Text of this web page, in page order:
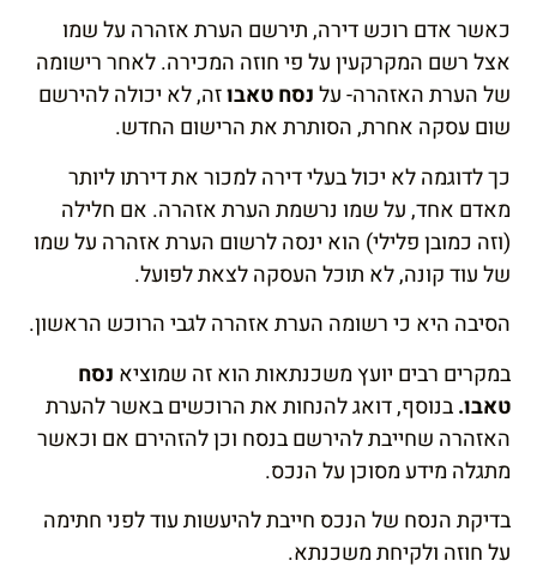
כאשר אדם רוכש דירה, תירשם הערת אזהרה על שמו
אצל רשם המקרקעין על פי חוזה המכירה. לאחר רישומה
של הערת האזהרה- עלנסח טאבוזה, לא יכולה להירשם
שום עסקה אחרת, הסותרת את הרישום החדש.
כך לדוגמה לא יכול בעלי דירה למכור את דירתו ליותר
מאדם אחד, על שמו נרשמת הערת אזהרה. אם חלילה
(וזה כמובן פלילי) הוא ינסה לרשום הערת אזהרה על שמו
של עוד קונה, לא תוכל העסקה לצאת לפועל.
הסיבה היא כי רשומה הערת אזהרה לגבי הרוכש הראשון.
במקרים רבים יועץ משכנתאות הוא זה שמוציא נסח
טאבו.בנוסף, דואג להנחות את הרוכשים באשר להערת
האזהרה שחייבת להירשם בנסח וכן להזהירם אם וכאשר
מתגלה מידע מסוכן על הנכס.
בדיקת הנסח של הנכס חייבת להיעשות עוד לפני חתימה
על חוזה ולקיחת משכנתא.